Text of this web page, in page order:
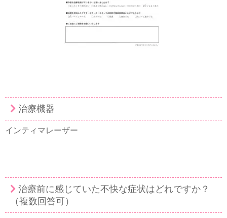
治療機器
インティマレーザー
治療前に感じていた不快な症状はどれですか？
（複数回答可）